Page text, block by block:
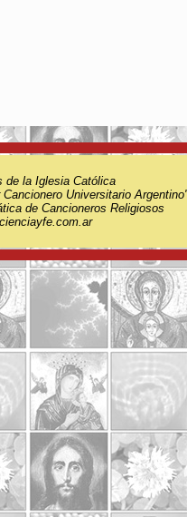
de la Iglesia Católica
Universitario
de Cancioneros Religiosos